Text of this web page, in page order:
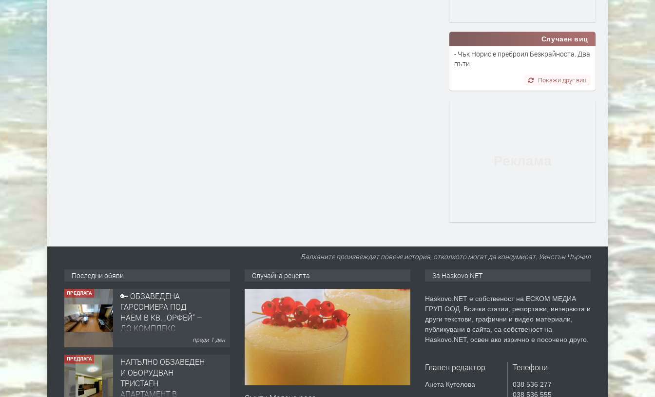
Случаен виц
- Чък Норис е преброил Безкрайноста. Два
пъти.
Покажи друг виц
Балканите произвеждат повече история, отколкото могат да консумират. Уинстън Чърчил
Последни обяви
ПРЕДЛАГА
🔑 ОБЗАВЕДЕНА
ГАРСОНИЕРА ПОД
НАЕМ В КВ. „ОРФЕЙ“ –
ДО КОМПЛЕКС
преди 1 ден
ПРЕДЛАГА
НАПЪЛНО ОБЗАВЕДЕН
И ОБОРУДВАН
ТРИСТАЕН
АПАРТАМЕНТ В
Случайна рецепта За Haskovo.NET
Haskovo.NET е собственост на ЕСКОМ МЕДИА
ГРУП ООД. Всички статии, репортажи, интервюта и
други текстови, графични и видео материали,
публикувани в сайта, са собственост на
Haskovo.NET, освен ако изрично е посочено друго.
Главен редактор
Анета Кутелова
Телефони
038 536 277
038 536 555